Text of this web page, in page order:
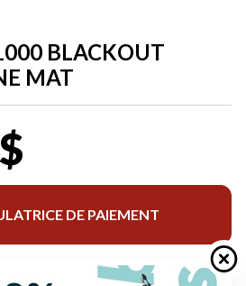
BLACKOUT
MAT
DE PAIEMENT